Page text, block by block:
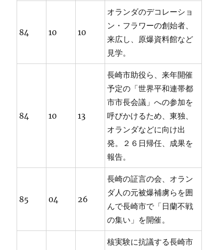
84 10 10
オランダのデコレーショ
ン・フラワーの創始者、
来広し、原爆資料館など
見学。
84 10 13
長崎市助役ら、来年開催
予定の「世界平和連帯都
市市長会議」への参加を
呼びかけるため、東独、
オランダなどに向け出
発。２６日帰任、成果を
報告。
85 04 26
長崎の証言の会、オラン
ダ人の元被爆補虜らを囲
んで長崎市で「日蘭不戦
の集い」を開催。
核実験に抗議する長崎市